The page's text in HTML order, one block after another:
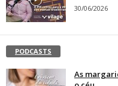
30/06/2026
PODCASTS
As